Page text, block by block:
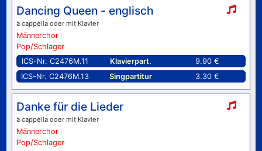
Dancing Queen - englisch
a cappella oder mit Klavier
Männerchor
Pop/Schlager
ICS-Nr. C2476M.11
Klavierpart.
9.90 €
ICS-Nr. C2476M.13
Singpartitur 3.30 €
Danke für die Lieder
a cappella oder mit Klavier
Männerchor
Pop/Schlager